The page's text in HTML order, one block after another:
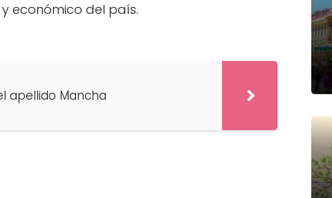
económico del país.
apellido Mancha